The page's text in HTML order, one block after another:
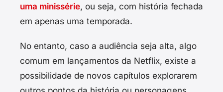
uma minissérie, ou seja, com história fechada
em apenas uma temporada.
No entanto, caso a audiência seja alta, algo
comum em lançamentos da Netflix, existe a
possibilidade de novos capítulos explorarem